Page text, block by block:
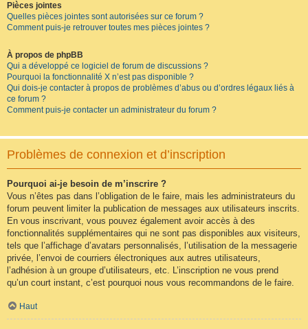
Pièces jointes
Quelles pièces jointes sont autorisées sur ce forum ?
Comment puis-je retrouver toutes mes pièces jointes ?
À propos de phpBB
Qui a développé ce logiciel de forum de discussions ?
Pourquoi la fonctionnalité X n’est pas disponible ?
Qui dois-je contacter à propos de problèmes d’abus ou d’ordres légaux liés à
ce forum ?
Comment puis-je contacter un administrateur du forum ?
Problèmes de connexion et d’inscription
Pourquoi ai-je besoin de m’inscrire ?
Vous n’êtes pas dans l’obligation de le faire, mais les administrateurs du
forum peuvent limiter la publication de messages aux utilisateurs inscrits.
En vous inscrivant, vous pouvez également avoir accès à des
fonctionnalités supplémentaires qui ne sont pas disponibles aux visiteurs,
tels que l’affichage d’avatars personnalisés, l’utilisation de la messagerie
privée, l’envoi de courriers électroniques aux autres utilisateurs,
l’adhésion à un groupe d’utilisateurs, etc. L’inscription ne vous prend
qu’un court instant, c’est pourquoi nous vous recommandons de le faire.
Haut